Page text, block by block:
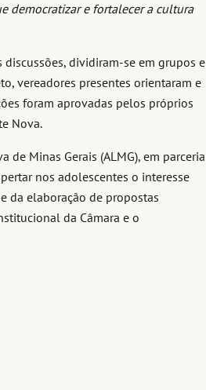
democratizar e fortalecer a cultura
dividiram-se em grupos e
vereadores presentes orientaram e
foram aprovadas pelos próprios
Nova.
de Minas Gerais (ALMG), em parceria
nos adolescentes o interesse
da elaboração de propostas
da Câmara e o